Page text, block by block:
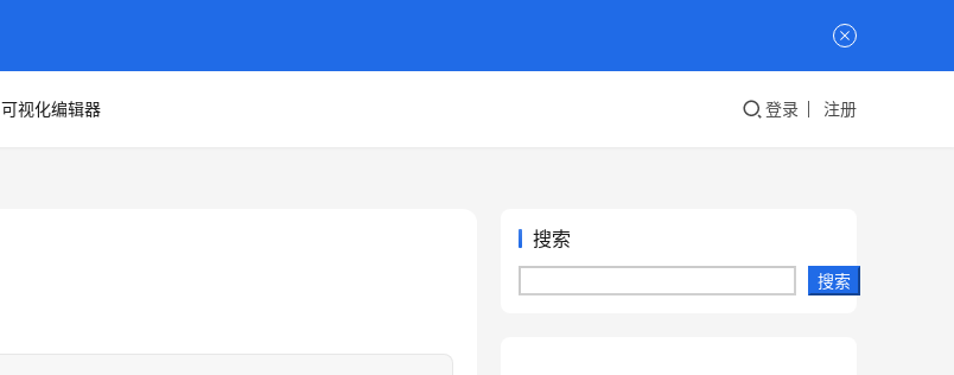
可视化编辑器 登录 注册
搜索
搜索